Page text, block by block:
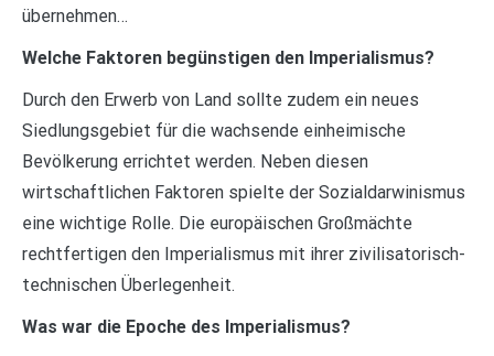
übernehmen…
Welche Faktoren begünstigen den Imperialismus?
Durch den Erwerb von Land sollte zudem ein neues
Siedlungsgebiet für die wachsende einheimische
Bevölkerung errichtet werden. Neben diesen
wirtschaftlichen Faktoren spielte der Sozialdarwinismus
eine wichtige Rolle. Die europäischen Großmächte
rechtfertigen den Imperialismus mit ihrer zivilisatorisch-
technischen Überlegenheit.
Was war die Epoche des Imperialismus?